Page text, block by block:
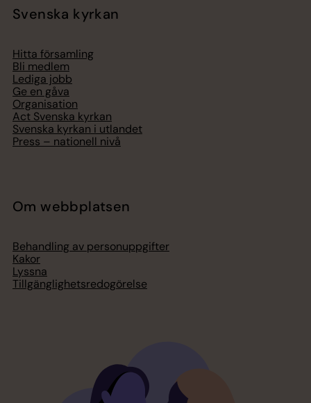
Svenska kyrkan
Hitta församling
Bli medlem
Lediga jobb
Ge en gåva
Organisation
Act Svenska kyrkan
Svenska kyrkan i utlandet
Press – nationell nivå
Om webbplatsen
Behandling av personuppgifter
Kakor
Lyssna
Tillgänglighetsredogörelse